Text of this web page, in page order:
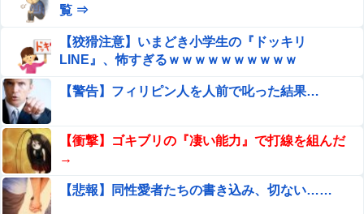
覧 ⇒
【狡猾注意】いまどき小学生の『ドッキリ
LINE』、怖すぎるｗｗｗｗｗｗｗｗｗｗ
【警告】フィリピン人を人前で叱った結果…
【衝撃】ゴキブリの『凄い能力』で打線を組んだ
→
【悲報】同性愛者たちの書き込み、切ない……